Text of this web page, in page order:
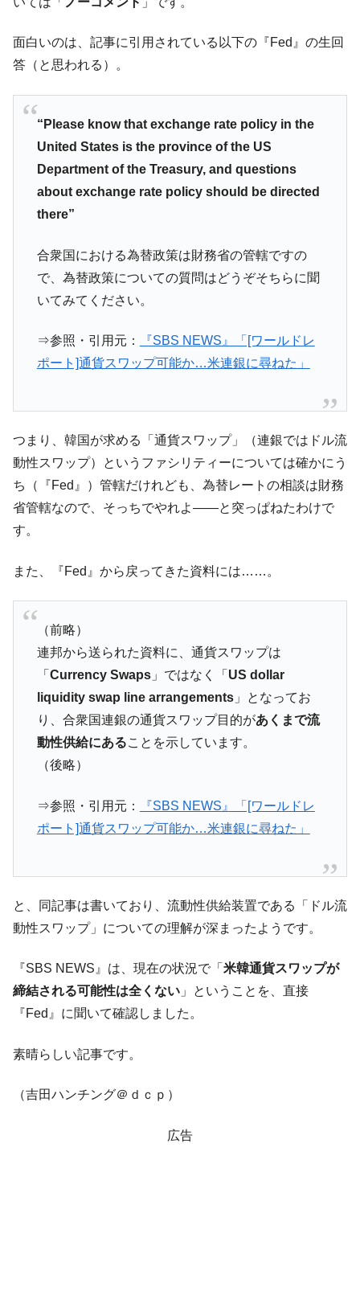
ている意外な選手とは？
Fact1 セレクトセールの高額取引馬が稼いだ金額とは？
面白いのは、記事に引用されている以下の『Fed』の生回
答（と思われる）。
“Please know that exchange rate policy in the
United States is the province of the US
Department of the Treasury, and questions
about exchange rate policy should be directed
there”
合衆国における為替政策は財務省の管轄ですの
で、為替政策についての質問はどうぞそちらに聞
いてみてください。
⇒参照・引用元：
『SBS NEWS』「[ワールドレ
ポート]通貨スワップ可能か…米連銀に尋ねた」
つまり、韓国が求める「通貨スワップ」（連銀ではドル流
動性スワップ）というファシリティーについては確かにう
ち（『Fed』）管轄だけれども、為替レートの相談は財務
省管轄なので、そっちでやれよ――と突っぱねたわけで
す。
また、『Fed』から戻ってきた資料には……。
（前略）
連邦から送られた資料に、通貨スワップは
「 Currency Swaps」ではなく「 US dollar
liquidity swap line arrangements」となってお
り、合衆国連銀の通貨スワップ目的があくまで流
動性供給にあることを示しています。
（後略）
⇒参照・引用元：
『SBS NEWS』「[ワールドレ
ポート]通貨スワップ可能か…米連銀に尋ねた」
と、同記事は書いており、流動性供給装置である「ドル流
動性スワップ」についての理解が深まったようです。
『SBS NEWS』は、現在の状況で「 米韓通貨スワップが
締結される可能性は全くない 」ということを、直接
『Fed』に聞いて確認しました。
素晴らしい記事です。
（吉田ハンチング＠ｄｃｐ）
広告